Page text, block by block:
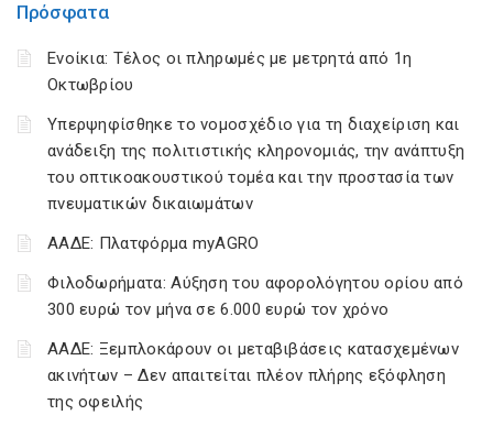
Πρόσφατα
Ενοίκια: Τέλος οι πληρωμές με μετρητά από 1η
Οκτωβρίου
Υπερψηφίσθηκε το νομοσχέδιο για τη διαχείριση και
ανάδειξη της πολιτιστικής κληρονομιάς, την ανάπτυξη
του οπτικοακουστικού τομέα και την προστασία των
πνευματικών δικαιωμάτων
ΑΑΔΕ: Πλατφόρμα myAGRO
Φιλοδωρήματα: Αύξηση του αφορολόγητου ορίου από
300 ευρώ τον μήνα σε 6.000 ευρώ τον χρόνο
ΑΑΔΕ: Ξεμπλοκάρουν οι μεταβιβάσεις κατασχεμένων
ακινήτων – Δεν απαιτείται πλέον πλήρης εξόφληση
της οφειλής